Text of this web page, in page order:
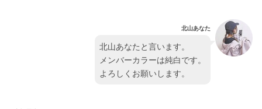
北山あなた
北山あなたと言います。
メンバーカラーは純白です。
よろしくお願いします。